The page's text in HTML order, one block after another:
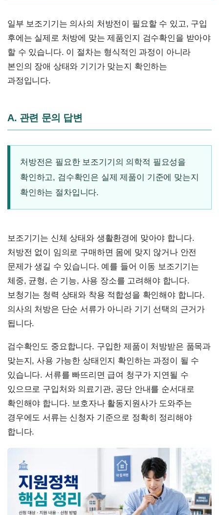
일부 보조기기는 의사의 처방전이 필요할 수 있고, 구입
후에는 실제로 처방에 맞는 제품인지 검수확인을 받아야
할 수 있습니다. 이 절차는 형식적인 과정이 아니라
본인의 장애 상태와 기기가 맞는지 확인하는
과정입니다.
A. 관련 문의 답변
처방전은 필요한 보조기기의 의학적 필요성을
확인하고, 검수확인은 실제 제품이 기준에 맞는지
확인하는 절차입니다.
보조기기는 신체 상태와 생활환경에 맞아야 합니다.
처방전 없이 임의로 구매하면 몸에 맞지 않거나 안전
문제가 생길 수 있습니다. 예를 들어 이동 보조기기는
체중, 균형, 손 기능, 사용 장소를 고려해야 합니다.
보청기는 청력 상태와 착용 적합성을 확인해야 합니다.
의사의 처방은 단순 서류가 아니라 기기 선택의 근거가
됩니다.
검수확인도 중요합니다. 구입한 제품이 처방받은 품목과
맞는지, 사용 가능한 상태인지 확인하는 과정이 될 수
있습니다. 서류를 빠뜨리면 급여 청구가 지연될 수
있으므로 구입처와 의료기관, 공단 안내를 순서대로
확인해야 합니다. 보호자나 활동지원사가 도와주는
경우에도 서류는 신청자 기준으로 정확히 정리해야
합니다.